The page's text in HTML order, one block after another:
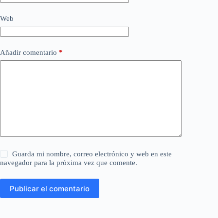
Web
Añadir comentario *
Guarda mi nombre, correo electrónico y web en este
navegador para la próxima vez que comente.
Publicar el comentario